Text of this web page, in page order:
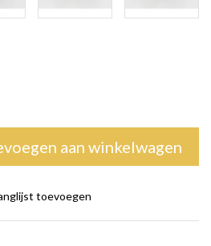
aan winkelwagen
toevoegen